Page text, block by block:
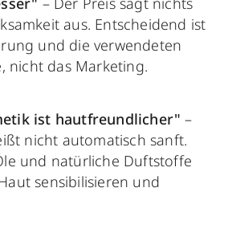
aus. Entscheidend ist
und die verwendeten
nicht das Marketing.
ist hautfreundlicher" –
nicht automatisch sanft.
und natürliche Duftstoffe
sensibilisieren und